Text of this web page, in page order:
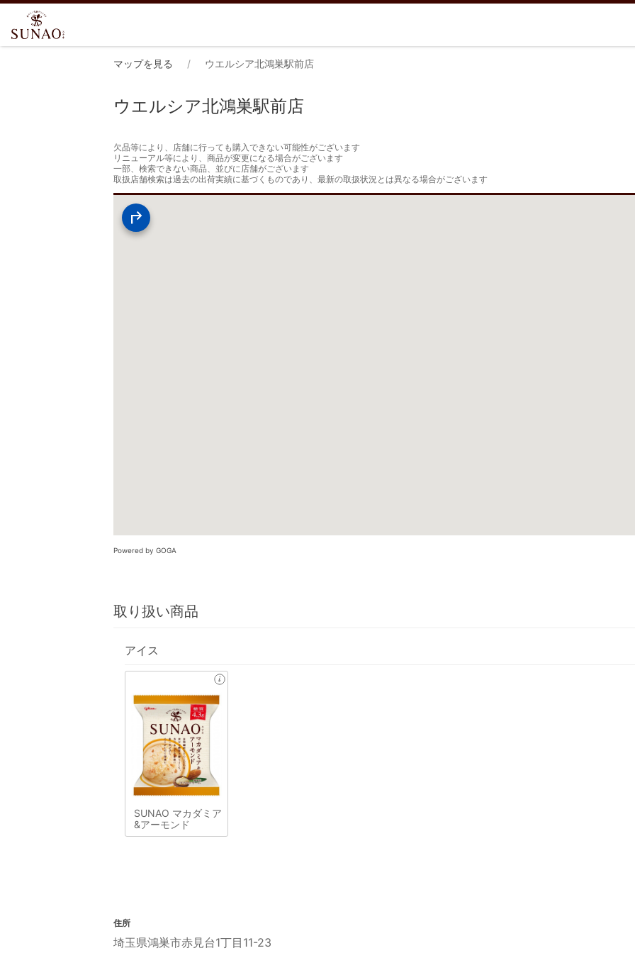
マップを見る ウエルシア北鴻巣駅前店
ウエルシア北鴻巣駅前店
欠品等により、店舗に行っても購入できない可能性がございます
リニューアル等により、商品が変更になる場合がございます
一部、検索できない商品、並びに店舗がございます
取扱店舗検索は過去の出荷実績に基づくものであり、最新の取扱状況とは異なる場合がございます
Powered by GOGA
取り扱い商品
アイス
SUNAO マカダミア
&アーモンド
住所
埼玉県鴻巣市赤見台1丁目11-23